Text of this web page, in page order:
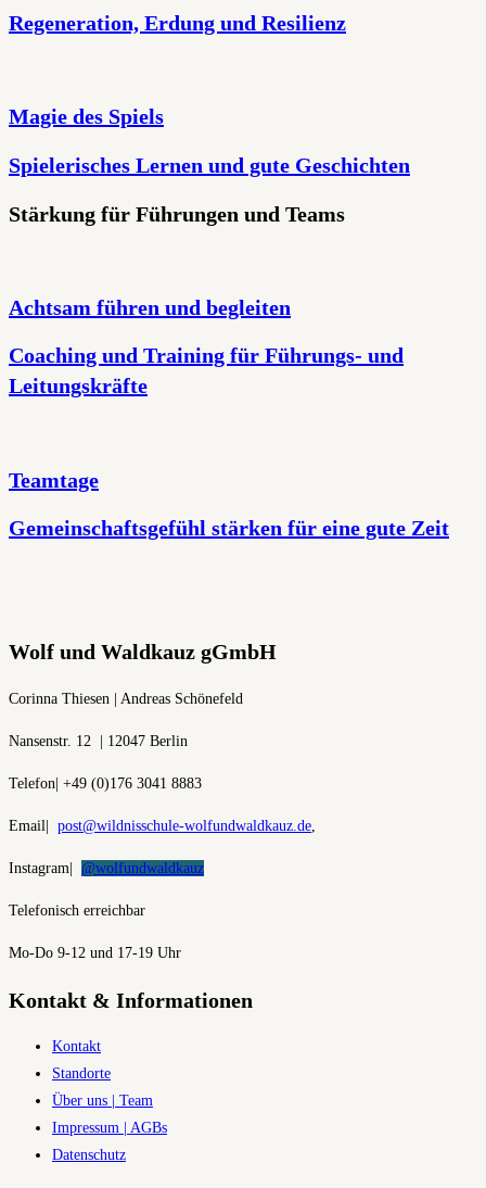
Regeneration, Erdung und Resilienz
Magie des Spiels
Spielerisches Lernen und gute Geschichten
Stärkung für Führungen und Teams
Achtsam führen und begleiten
Coaching und Training für Führungs- und
Leitungskräfte
Teamtage
Gemeinschaftsgefühl stärken für eine gute Zeit
Wolf und Waldkauz gGmbH
Corinna Thiesen | Andreas Schönefeld
Nansenstr. 12 | 12047 Berlin
Telefon| +49 (0)176 3041 8883
Email| post@wildnisschule-wolfundwaldkauz.de
Instagram| @wolfundwaldkauz
Telefonisch erreichbar
Mo-Do 9-12 und 17-19 Uhr
Kontakt & Informationen
Kontakt
Standorte
Über uns | Team
Impressum | AGBs
Datenschutz